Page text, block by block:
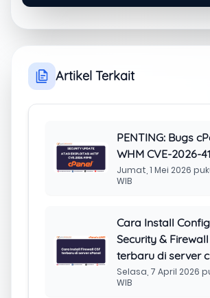
Artikel Terkait
PENTING: Bugs
WHM CVE-2026-
Jumat, 1 Mei 2026
WIB
Cara Install
Security & Firewall
terbaru di server
Selasa, 7 April 2026
WIB